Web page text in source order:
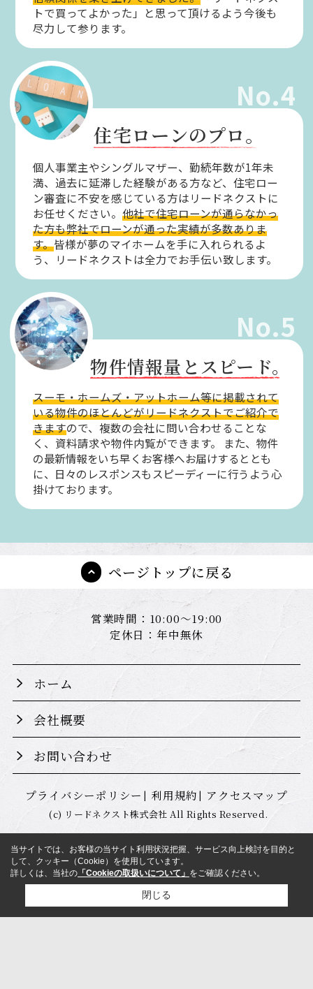
トで買ってよかった」と思って頂けるよう今後も
尽力して参ります。
No.4
住宅ローンのプロ。
個人事業主やシングルマザー、勤続年数が1年未
満、過去に延滞した経験がある方など、住宅ロー
ン審査に不安を感じている方はリードネクストに
お任せください。他社で住宅ローンが通らなかっ
た方も弊社でローンが通った実績が多数ありま
す。皆様が夢のマイホームを手に入れられるよ
う、リードネクストは全力でお手伝い致します。
No.5
物件情報量とスピード。
スーモ・ホームズ・アットホーム等に掲載されて
いる物件のほとんどがリードネクストでご紹介で
きますので、複数の会社に問い合わせることな
く、資料請求や物件内覧ができます。
また、物件
の最新情報をいち早くお客様へお届けするととも
に、日々のレスポンスもスピーディーに行うよう心
掛けております。
ページトップに戻る
営業時間：10:00～19:00
定休日：年中無休
ホーム
会社概要
お問い合わせ
プライバシーポリシー 利用規約 アクセスマップ
(c) リードネクスト株式会社 All Rights Reserved.
当サイトでは、お客様の当サイト利用状況把握、サービス向上検討を目的と
して、クッキー（Cookie）を使用しています。
詳しくは、当社の 「Cookieの取扱いについて」 をご確認ください。
閉じる